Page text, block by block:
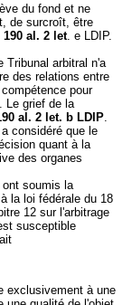
du fond et ne
de surcroît, être
190 al. 2 let. e LDIP.
Tribunal arbitral n'a
des relations entre
pour
Le grief de la
al. 2 let. b LDIP.
considéré que le
quant à la
des organes
soumis la
la loi fédérale du 18
12 sur l'arbitrage
susceptible
exclusivement à une